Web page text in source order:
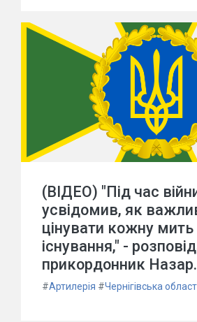
(ВІДЕО) "Під час
усвідомив, як
цінувати кожну
існування," -
прикордонник Назар.
#Артилерія #Чернігівська